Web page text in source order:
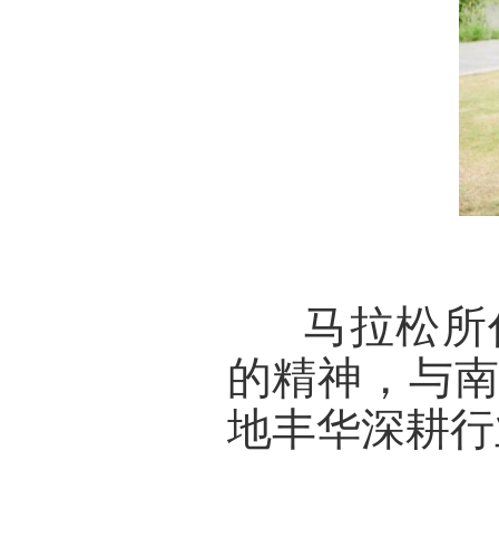
马拉松所
的精神，与
地丰华深耕